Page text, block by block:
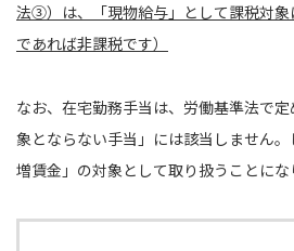
法③）は、「現物給与」として課税対象
であれば非課税です）
なお、在宅勤務手当は、労働基準法で
象とならない手当」には該当しません
増賃金」の対象として取り扱うことにな